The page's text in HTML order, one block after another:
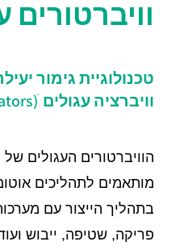
וויברטורים
טכנולוגיית גימור
וויברציה עגולים ׁ(Rotary Vibrators)
הוויברטורים העגולים
מותאמים לתהליכים
בתהליך הייצור עם
פריקה, שטיפה, ייבוש